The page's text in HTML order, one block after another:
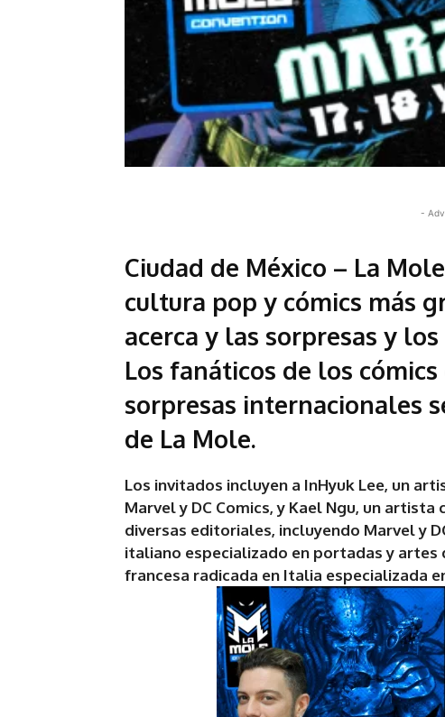
-
Ciudad de México – La
cultura pop y cómics más
acerca y las sorpresas y
Los fanáticos de los
sorpresas internacionales
de La Mole.
Los invitados incluyen a InHyuk Lee, un
Marvel y DC Comics, y Kael Ngu, un
diversas editoriales, incluyendo Marvel y
italiano especializado en portadas y artes
francesa radicada en Italia especializada